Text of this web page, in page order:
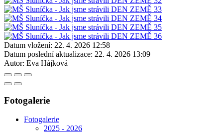
Datum vložení: 22. 4. 2026 12:58
Datum poslední aktualizace: 22. 4. 2026 13:09
Autor: Eva Hájková
Fotogalerie
Fotogalerie
2025 - 2026